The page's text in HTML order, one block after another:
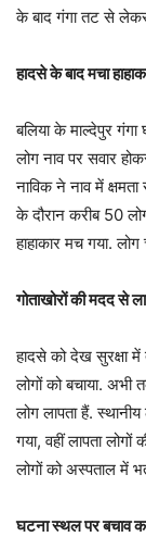
के बाद गंगा तट से
हादसे के बाद मचा
बलिया के माल्देपुर
लोग नाव पर सवार
नाविक ने नाव में क्षमता
के दौरान करीब 50
हाहाकार मच गया.
गोताखोरों की मदद से
हादसे को देख सुरक्षा में
लोगों को बचाया. अभी
लोग लापता हैं.
गया, वहीं लापता
लोगों को अस्पताल में
घटना स्थल पर बचाव